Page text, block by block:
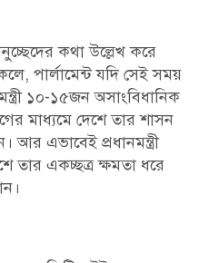
কথা উল্লেখ করে
পার্লামেন্ট যদি সেই সময়
১০-১৫জন অসাংবিধানিক
মাধ্যমে দেশে তার শাসন
আর এভাবেই প্রধানমন্ত্রী
তার একচ্ছত্র ক্ষমতা ধরে